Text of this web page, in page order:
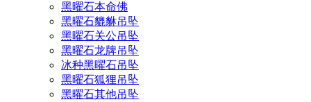
黑曜石本命佛
黑曜石貔貅吊坠
黑曜石关公吊坠
黑曜石龙牌吊坠
冰种黑曜石吊坠
黑曜石狐狸吊坠
黑曜石其他吊坠